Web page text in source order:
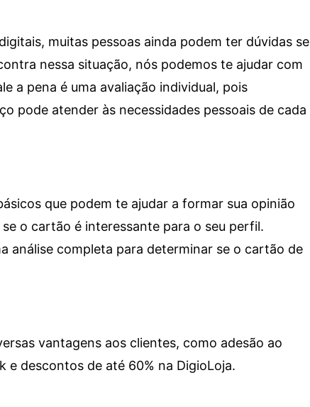
muitas pessoas ainda podem ter dúvidas se
nessa situação, nós podemos te ajudar com
a pena é uma avaliação individual, pois
pode atender às necessidades pessoais de cada
que podem te ajudar a formar sua opinião
o cartão é interessante para o seu perfil.
análise completa para determinar se o cartão de
vantagens aos clientes, como adesão ao
e descontos de até 60% na DigioLoja.